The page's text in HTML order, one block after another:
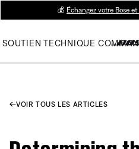
💰 Échangez votre Bose
SOUTIEN TECHNIQUE
VOIR TOUS LES ARTICLES